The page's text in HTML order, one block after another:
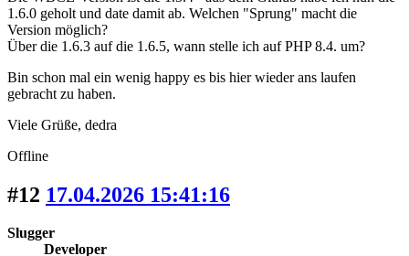
1.6.0 geholt und date damit ab. Welchen "Sprung" macht die
Version möglich?
Über die 1.6.3 auf die 1.6.5, wann stelle ich auf PHP 8.4. um?
Bin schon mal ein wenig happy es bis hier wieder ans laufen
gebracht zu haben.
Viele Grüße, dedra
Offline
#12 17.04.2026 15:41:16
Slugger
Developer